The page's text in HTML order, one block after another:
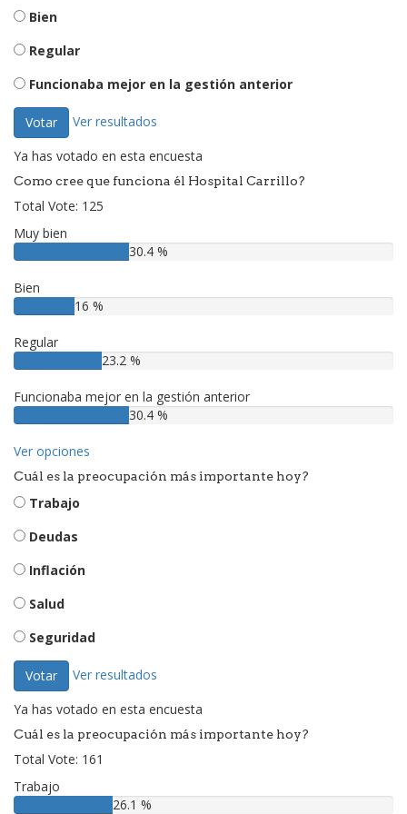
Bien
Regular
Funcionaba mejor en la gestión anterior
Votar Ver resultados
Ya has votado en esta encuesta
Como cree que funciona él Hospital Carrillo?
Total Vote: 125
Muy bien
30.4 %
Bien
16 %
Regular
23.2 %
Funcionaba mejor en la gestión anterior
30.4 %
Ver opciones
Cuál es la preocupación más importante hoy?
Trabajo
Deudas
Inflación
Salud
Seguridad
Votar Ver resultados
Ya has votado en esta encuesta
Cuál es la preocupación más importante hoy?
Total Vote: 161
Trabajo
26.1 %